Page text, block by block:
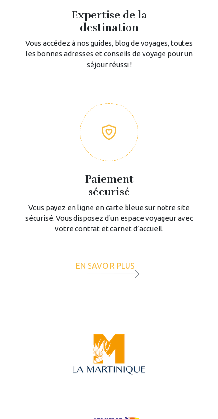
EN SAVOIR PLUS
Expertise de la
destination
Vous accédez à nos guides, blog de voyages, toutes
les bonnes adresses et conseils de voyage pour un
séjour réussi !
Paiement
sécurisé
Vous payez en ligne en carte bleue sur notre site
sécurisé. Vous disposez d’un espace voyageur avec
votre contrat et carnet d’accueil.